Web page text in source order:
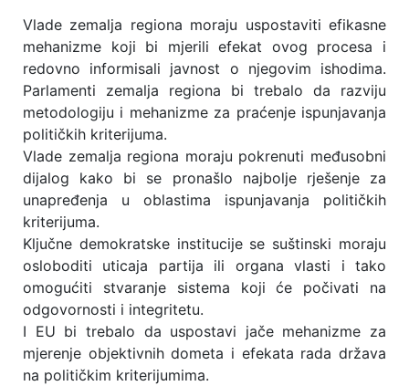
Vlade zemalja regiona moraju uspostaviti efikasne
mehanizme koji bi mjerili efekat ovog procesa i
redovno informisali javnost o njegovim ishodima.
Parlamenti zemalja regiona bi trebalo da razviju
metodologiju i mehanizme za praćenje ispunjavanja
političkih kriterijuma.
Vlade zemalja regiona moraju pokrenuti međusobni
dijalog kako bi se pronašlo najbolje rješenje za
unapređenja u oblastima ispunjavanja političkih
kriterijuma.
Ključne demokratske institucije se suštinski moraju
osloboditi uticaja partija ili organa vlasti i tako
omogućiti stvaranje sistema koji će počivati na
odgovornosti i integritetu.
I EU bi trebalo da uspostavi jače mehanizme za
mjerenje objektivnih dometa i efekata rada država
na političkim kriterijumima.